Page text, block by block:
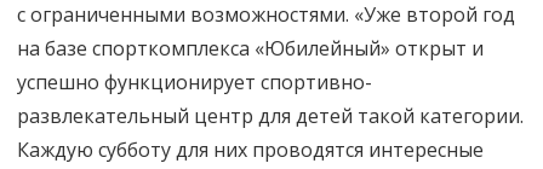
с ограниченными возможностями. «Уже второй год
на базе спорткомплекса «Юбилейный» открыт и
успешно функционирует спортивно-
развлекательный центр для детей такой категории.
Каждую субботу для них проводятся интересные